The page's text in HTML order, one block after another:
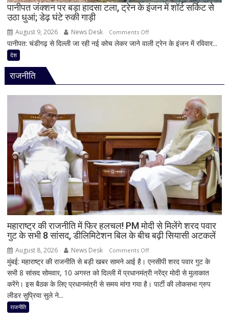
फोन
600
पानीपत जंक्शन पर बड़ा हादसा टला, ट्रेन के इंजन में शॉर्ट सर्किट से
उठा धुआं; डेढ़ घंटे रुकी गाड़ी
August 9, 2026 News Desk Comments Offon
पानीपत
इंजन
में
शॉर्ट
सर्किट
से
उठा
धुआं;
डेढ़
घंटे
रुकी
पानीपत: चंडीगढ़ से दिल्ली जा रही नई कोच लेकर जाने वाली ट्रेन के इंजन में रविवार...
देश
राजनीति
महाराष्ट्र की राजनीति में फिर हलचल! PM मोदी से मिलेंगे शरद पवार
गुट के सभी 8 सांसद, डीलिमिटेशन बिल के बीच बढ़ी सियासी अटकलें
August 8, 2026 News Desk Comments Offon
महाराष्ट्र
की
राजनीति
मुंबई: महाराष्ट्र की राजनीति से बड़ी खबर सामने आई है। एनसीपी शरद पवार गुट के
सभी 8 सांसद सोमवार, 10 अगस्त को दिल्ली में प्रधानमंत्री नरेंद्र मोदी से मुलाकात
करेंगे। इस बैठक के लिए प्रधानमंत्री से समय मांगा गया है। पार्टी की लोकसभा ग्रुप
लीडर सुप्रिया सुले ने...
राजनीति